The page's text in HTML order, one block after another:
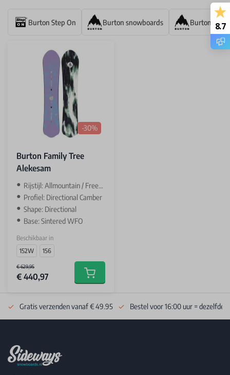
Burton Step On Burton snowboards Burton
-30%
Burton Family Tree
Alekesam
Rijstijl: Allmountain / Freeride
Profiel: Directional Camber
Shape: Directional
Base: Sintered WFO
Beschikbaar in
152W
156
€ 629,95
€ 440,97 Add to cart
8.7
Gratis verzenden vanaf € 49.95 Bestel voor 16:00 uur = dezelfde